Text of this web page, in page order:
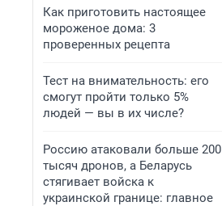
Как приготовить настоящее
мороженое дома: 3
проверенных рецепта
Тест на внимательность: его
смогут пройти только 5%
людей — вы в их числе?
Россию атаковали больше 200
тысяч дронов, а Беларусь
стягивает войска к
украинской границе: главное